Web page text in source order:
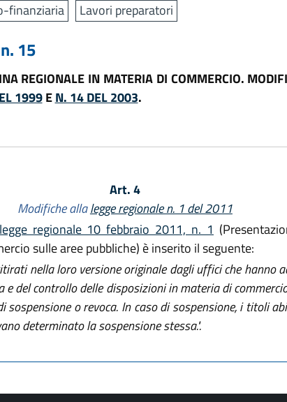
finanziaria Lavori preparatori
15
REGIONALE IN MATERIA DI COMMERCIO.
1999EN. 14 DEL 2003.
Art. 4
Modifiche allalegge regionale n. 1 del 2011
regionale 10 febbraio 2011, n. 1
sulle aree pubbliche) è inserito il seguente:
nella loro versione originale dagli uffici che hanno
e del controllo delle disposizioni in materia di
sospensione o revoca. In caso di sospensione, i titoli
determinato la sospensione stessa.".